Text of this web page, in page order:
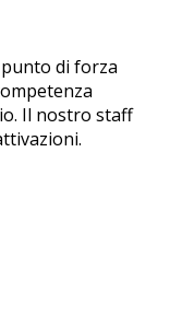
di forza
Il nostro staff